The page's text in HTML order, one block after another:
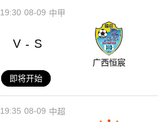
08-09
19:30 中甲
V - S
广西恒宸
即将开始
08-09
19:35 中超